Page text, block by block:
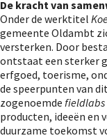
De kracht van
Onder de werktitel
gemeente Oldambt
versterken. Door
ontstaat een sterker
erfgoed, toerisme,
de speerpunten van
zogenoemde fieldlabs
producten, ideeën en
duurzame toekomst